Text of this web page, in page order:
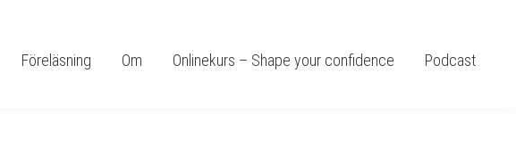
Föreläsning Om Onlinekurs – Shape your confidence Podcast